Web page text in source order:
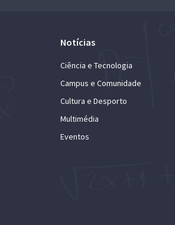
Notícias
Ciência e Tecnologia
Campus e Comunidade
Cultura e Desporto
Multimédia
Eventos